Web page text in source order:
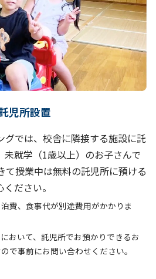
児所設置
グでは、校舎に隣接する施設に託
未就学（1歳以上）のお子さんで
て授業中は無料の託児所に預ける
ださい。
費、食事代が別途費用がかかりま
おいて、託児所でお預かりできるお
で事前にお問い合わせください。